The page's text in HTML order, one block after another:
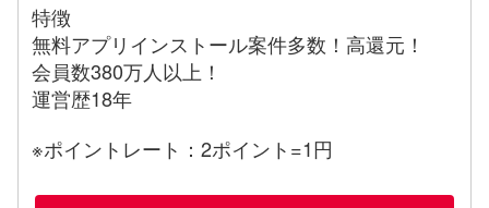
特徴
無料アプリインストール案件多数！高還元！
会員数380万人以上！
運営歴18年
※ポイントレート：2ポイント=1円